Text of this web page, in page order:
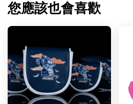
您應該也會喜歡